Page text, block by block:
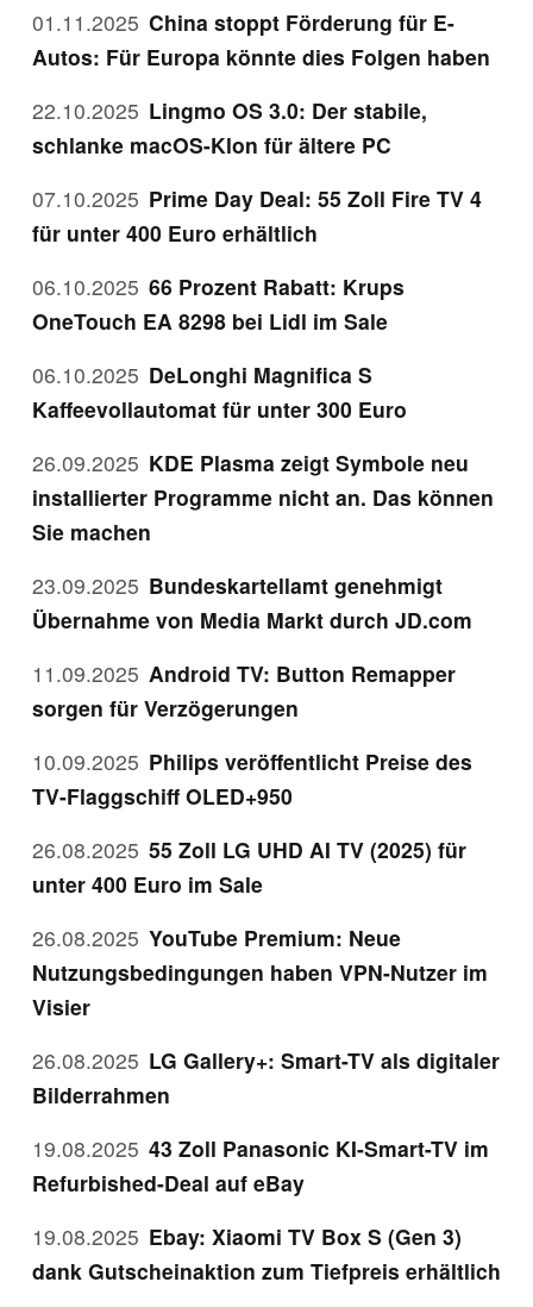
01.11.2025 China stoppt Förderung für E-
Autos: Für Europa könnte dies Folgen haben
22.10.2025 Lingmo OS 3.0: Der stabile,
schlanke macOS-Klon für ältere PC
07.10.2025 Prime Day Deal: 55 Zoll Fire TV 4
für unter 400 Euro erhältlich
06.10.2025 66 Prozent Rabatt: Krups
OneTouch EA 8298 bei Lidl im Sale
06.10.2025 DeLonghi Magnifica S
Kaffeevollautomat für unter 300 Euro
26.09.2025 KDE Plasma zeigt Symbole neu
installierter Programme nicht an. Das können
Sie machen
23.09.2025 Bundeskartellamt genehmigt
Übernahme von Media Markt durch JD.com
11.09.2025 Android TV: Button Remapper
sorgen für Verzögerungen
10.09.2025 Philips veröffentlicht Preise des
TV-Flaggschiff OLED+950
26.08.2025 55 Zoll LG UHD AI TV (2025) für
unter 400 Euro im Sale
26.08.2025 YouTube Premium: Neue
Nutzungsbedingungen haben VPN-Nutzer im
Visier
26.08.2025 LG Gallery+: Smart-TV als digitaler
Bilderrahmen
19.08.2025 43 Zoll Panasonic KI-Smart-TV im
Refurbished-Deal auf eBay
19.08.2025 Ebay: Xiaomi TV Box S (Gen 3)
dank Gutscheinaktion zum Tiefpreis erhältlich